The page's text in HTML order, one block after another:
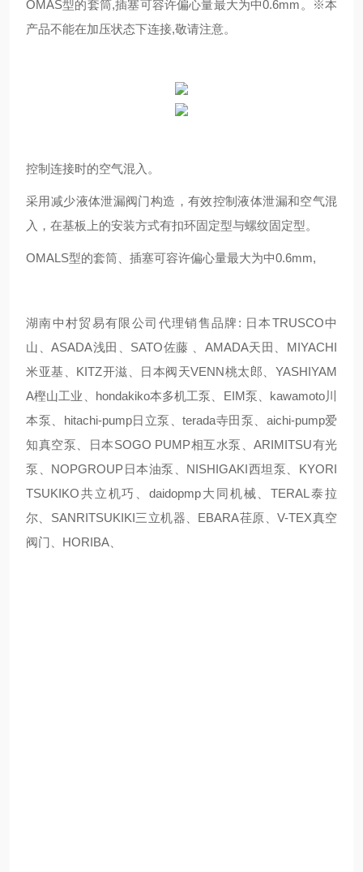
OMAS型的套筒,插塞可容许偏心量最大为中0.6mm。※本
产品不能在加压状态下连接,敬请注意。
控制连接时的空气混入。
采用减少液体泄漏阀门构造，有效控制液体泄漏和空气混
入，在基板上的安装方式有扣环固定型与螺纹固定型。
OMALS型的套筒、插塞可容许偏心量最大为中0.6mm,
湖南中村贸易有限公司代理销售品牌: 日本TRUSCO中
山、ASADA浅田、SATO佐藤 、AMADA天田、MIYACHI
米亚基、KITZ开滋、日本阀天VENN桃太郎、YASHIYAM
A樫山工业、hondakiko本多机工泵、EIM泵、kawamoto川
本泵、hitachi-pump日立泵、terada寺田泵、aichi-pump爱
知真空泵、日本SOGO PUMP相互水泵、ARIMITSU有光
泵、NOPGROUP日本油泵、NISHIGAKI西坦泵、KYORI
TSUKIKO共立机巧、daidopmp大同机械、TERAL泰拉
尔、SANRITSUKIKI三立机器、EBARA荏原、V-TEX真空
阀门、HORIBA、